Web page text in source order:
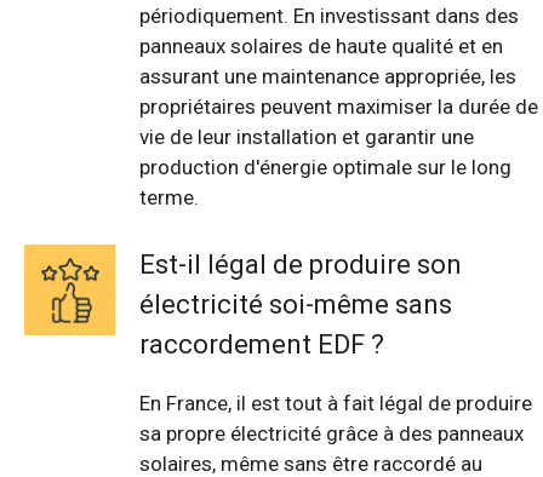
périodiquement. En investissant dans des
panneaux solaires de haute qualité et en
assurant une maintenance appropriée, les
propriétaires peuvent maximiser la durée de
vie de leur installation et garantir une
production d'énergie optimale sur le long
terme.
Est-il légal de produire son
électricité soi-même sans
raccordement EDF ?
En France, il est tout à fait légal de produire
sa propre électricité grâce à des panneaux
solaires, même sans être raccordé au